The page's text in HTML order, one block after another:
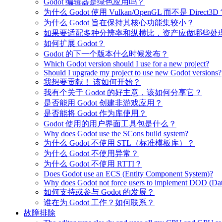
Godot 编辑器是绿色应用吗？
为什么 Godot 使用 Vulkan/OpenGL 而不是 Direct3D
为什么 Godot 旨在保持其核心功能集较小？
如果要适配多种分辨率和纵横比，资产应做哪些处
如何扩展 Godot？
Godot 的下一个版本什么时候发布？
Which Godot version should I use for a new project?
Should I upgrade my project to use new Godot versions?
我想要贡献！ 该如何开始？
我有个关于 Godot 的好主意，该如何分享它？
是否能用 Godot 创建非游戏应用？
是否能将 Godot 作为库使用？
Godot 使用的用户界面工具包是什么？
Why does Godot use the SCons build system?
为什么 Godot 不使用 STL（标准模板库）？
为什么 Godot 不使用异常？
为什么 Godot 不使用 RTTI？
Does Godot use an ECS (Entity Component System)?
Why does Godot not force users to implement DOD
如何支持或参与 Godot 的发展？
谁在为 Godot 工作？如何联系？
故障排除